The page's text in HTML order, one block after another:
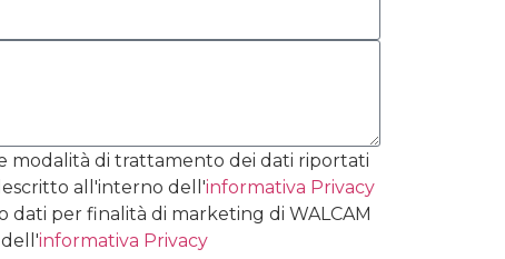
modalità di trattamento dei dati riportati
all'interno dell'informativa Privacy
per finalità di marketing di WALCAM
informativa Privacy